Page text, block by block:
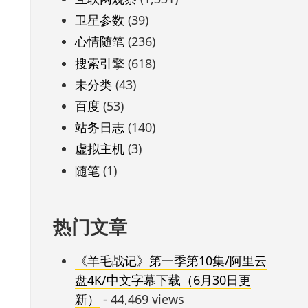
卫星参数 (39)
心情随笔(236)
搜索引擎 (618)
未分类(43)
百度 (53)
站务日志(140)
虚拟主机(3)
随笔(1)
热门文章
《羊毛战记》第一季第10集/阿里云
盘4K/中文字幕下载（6月30日更
新）
- 44,469 views